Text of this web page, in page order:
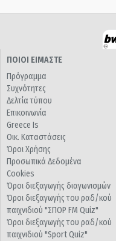
ΠΟΙΟΙ ΕΙΜΑΣΤΕ
Πρόγραμμα
Συχνότητες
Δελτία τύπου
Επικοινωνία
Greece Is
Οικ. Καταστάσεις
Όροι Χρήσης
Προσωπικά Δεδομένα
Cookies
Όροι διεξαγωγής διαγωνισμών
Όροι διεξαγωγής του ραδ/κού
παιχνιδιού "ΣΠΟΡ FM Quiz"
Όροι διεξαγωγής του ραδ/κού
παιχνιδιού "Sport Quiz"